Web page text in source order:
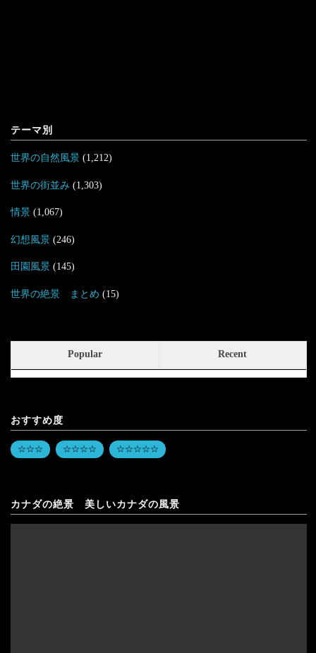
テーマ別
世界の自然風景(1,212)
世界の街並み (1,303)
情景(1,067)
幻想風景(246)
田園風景(145)
世界の絶景 まとめ (15)
Popular Recent
おすすめ度
☆☆☆ ☆☆☆☆ ☆☆☆☆☆
カナダの絶景 美しいカナダの風景